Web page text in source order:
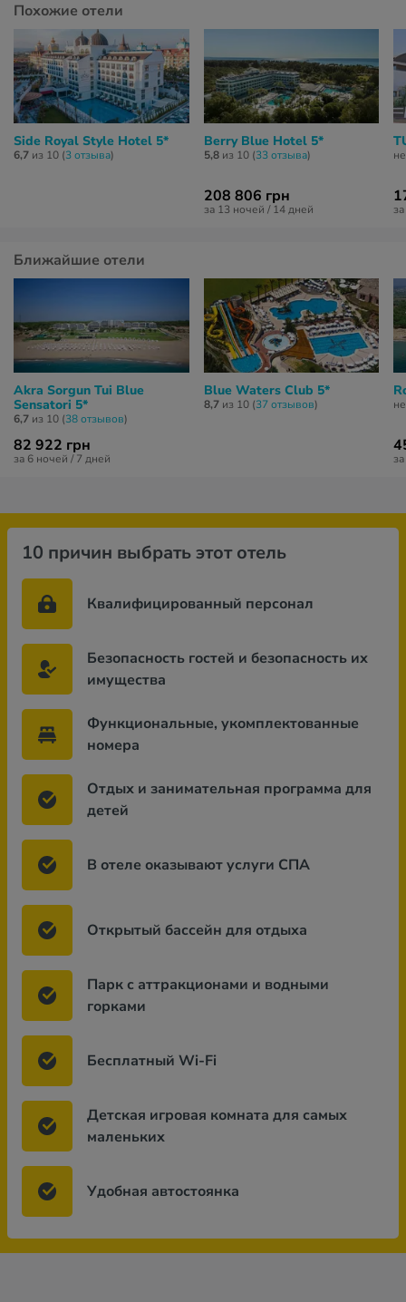
Похожие отели
Side Royal Style Hotel 5*
6,7 из 10 (3 отзывa)
Berry Blue Hotel 5*
5,8из 10 (33 отзывa)
208 806 грн
за 13 ночей / 14 дней
Ближайшие отели
Akra Sorgun Tui Blue
Sensatori 5*
6,7 из 10 (38 отзывов)
82 922 грн
за 6 ночей / 7 дней
Blue Waters Club 5*
8,7из 10 (37 отзывов)
10 причин выбрать этот отель
Квалифицированный персонал
Безопасность гостей и безопасность их
имущества
Функциональные, укомплектованные
номера
Отдых и занимательная программа для
детей
В отеле оказывают услуги СПА
Открытый бассейн для отдыха
Парк с аттракционами и водными
горками
Бесплатный Wi-Fi
Детская игровая комната для самых
маленьких
Удобная автостоянка